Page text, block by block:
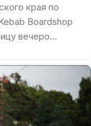
края по
Boardshop
вечеро...